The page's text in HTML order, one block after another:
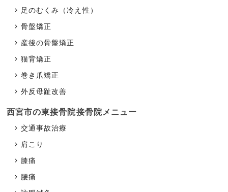
足のむくみ（冷え性）
骨盤矯正
産後の骨盤矯正
猫背矯正
巻き爪矯正
外反母趾改善
西宮市の東接骨院接骨院メニュー
交通事故治療
肩こり
膝痛
腰痛